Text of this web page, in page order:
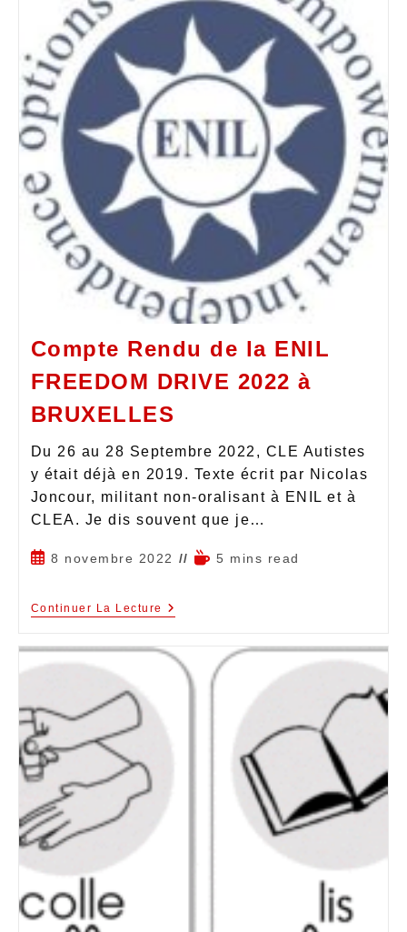
Compte Rendu de la ENIL
FREEDOM DRIVE 2022 à
BRUXELLES
Du 26 au 28 Septembre 2022, CLE Autistes
y était déjà en 2019. Texte écrit par Nicolas
Joncour, militant non-oralisant à ENIL et à
CLEA. Je dis souvent que je…
8 novembre 2022 5 mins read
Continuer La Lecture